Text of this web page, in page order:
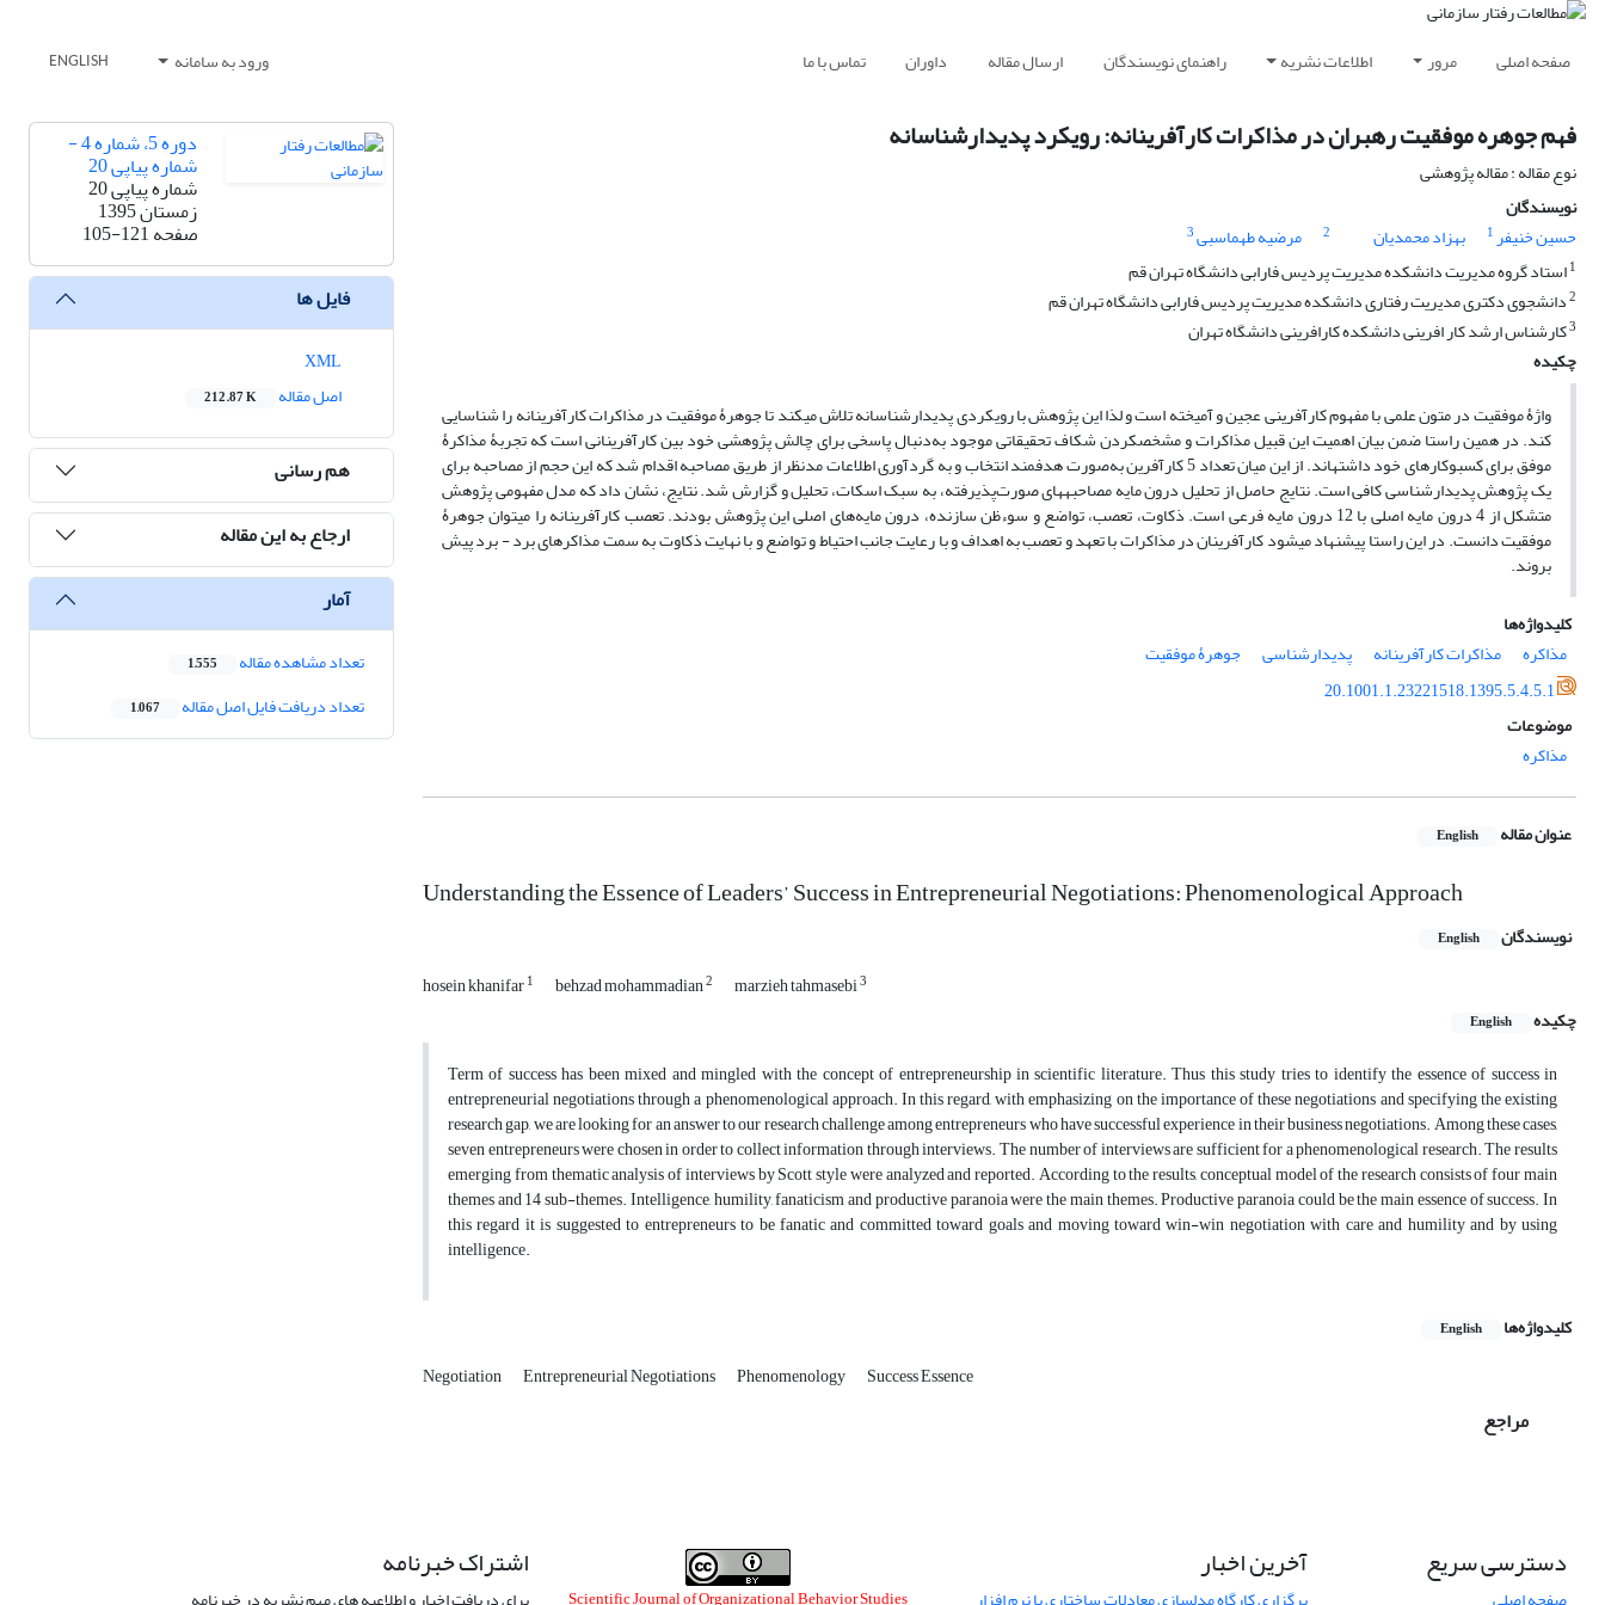
صفحه اصلی مرور اطلاعات نشریه راهنمای نویسندگان ارسال مقاله داوران تماس با ما ورود به سامانه ENGLISH
فهم جوهره موفقیت رهبران در مذاکرات کارآفرینانه: رویکرد پدیدارشناسانه
نوع مقاله : مقاله پژوهشی
نویسندگان
حسین خنیفر1 بهزاد محمدیان 2 مرضیه طهماسبی3
1استاد گروه مدیریت دانشکده مدیریت پردیس فارابی دانشگاه تهران قم
2دانشجوی دکتری مدیریت رفتاری دانشکده مدیریت پردیس فارابی دانشگاه تهران قم
3کارشناس ارشد کار افرینی دانشکده کارافرینی دانشگاه تهران
چکیده
واژۀ موفقیت در متون علمی با مفهوم کارآفرینی عجین و آمیخته است و لذا این پژوهش با رویکردی پدیدارشناسانه تلاش می­کند تا جوهرۀ موفقیت در مذاکرات کارآفرینانه را شناسایی
کند. در همین راستا ضمن بیان اهمیت این قبیل مذاکرات و مشخص­کردن شکاف تحقیقاتی موجود به‌دنبال پاسخی برای چالش پژوهشی خود بین کارآفرینانی است که تجربۀ مذاکرۀ
موفق برای کسب­وکارهای خود داشته­اند. از این میان تعداد 5 کارآفرین به‌صورت هدفمند انتخاب و به گردآوری اطلاعات مدنظر از طریق مصاحبه اقدام شد که این حجم از مصاحبه برای
یک پژوهش پدیدارشناسی کافی است. نتایج حاصل از تحلیل درون مایه مصاحبه­های صورت‌پذیرفته، به سبک اسکات، تحلیل و گزارش شد. نتایج، نشان داد که مدل مفهومی پژوهش
متشکل از 4 درون مایه اصلی با 12 درون مایه فرعی است. ذکاوت، تعصب، تواضع و سوء­ظن سازنده، درون مایه‌های اصلی این پژوهش بودند. تعصب کارآفرینانه را می­توان جوهرۀ
موفقیت دانست. در این راستا پیشنهاد می­شود کارآفرینان در مذاکرات با تعهد و تعصب به اهداف و با رعایت جانب احتیاط و تواضع و با نهایت ذکاوت به سمت مذاکره­ای برد - برد پیش
بروند.
کلیدواژه‌ها
مذاکره
مذاکرات کارآفرینانه پدیدارشناسی
جوهرۀ موفقیت
20.1001.1.23221518.1395.5.4.5.1
موضوعات
مذاکره
عنوان مقاله English
Understanding the Essence of Leaders’ Success in Entrepreneurial Negotiations: Phenomenological Approach
نویسندگان English
hosein khanifar1 behzad mohammadian2 marzieh tahmasebi3
چکیده English
Term of success has been mixed and mingled with the concept of entrepreneurship in scientific literature. Thus this study tries to identify the essence of success in
entrepreneurial negotiations through a phenomenological approach. In this regard, with emphasizing on the importance of these negotiations and specifying the existing
research gap,­ we are looking for an answer to our research challenge among entrepreneurs who have successful experience in their business negotiations. Among these cases,
seven entrepreneurs were chosen in order to collect information through interviews. The number of interviews are sufficient for a phenomenological research. The results
emerging from thematic analysis of interviews by Scott style were analyzed and reported. According to the results, conceptual model of the research consists of four main
themes and 14 sub-themes. Intelligence, humility, fanaticism and productive paranoia were the main themes. Productive paranoia could be the main essence of success. In
this regard it is suggested to entrepreneurs to be fanatic and committed toward goals and moving toward win-win negotiation with care and humility and by using
intelligence.
کلیدواژه‌ها English
Negotiation Entrepreneurial Negotiations Phenomenology Success Essence
مراجع
دوره 5، شماره 4 -
شماره پیاپی 20
شماره پیاپی 20
زمستان 1395
صفحه105-121
فایل ها
اصل مقاله
212.87 K
هم رسانی
ارجاع به این مقاله
آمار
تعداد مشاهده مقاله 1,555
تعداد دریافت فایل اصل مقاله 1,067
دسترسی سریع آخرین اخبار
Scientific Journal of Organizational Behavior Studies
اشتراک خبرنامه